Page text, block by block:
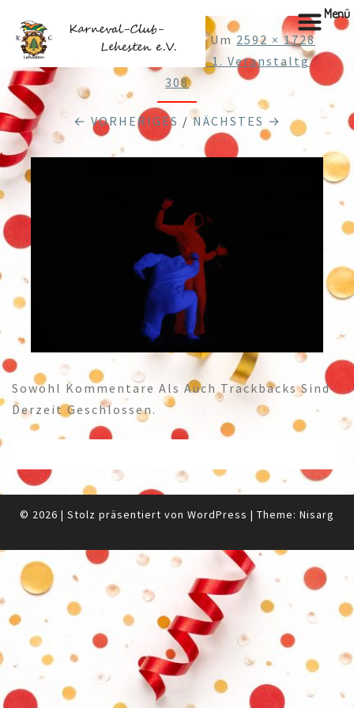
Veröffentlicht 5.02.2019Um 2592 × 1728
In
Web26.01.-27.01.2019 1. Veranstaltg
308
← VORHERIGES /NÄCHSTES →
Sowohl Kommentare Als Auch Trackbacks Sind
Derzeit Geschlossen.
© 2026 | Stolz präsentiert von WordPress | Theme: Nisarg
Menü